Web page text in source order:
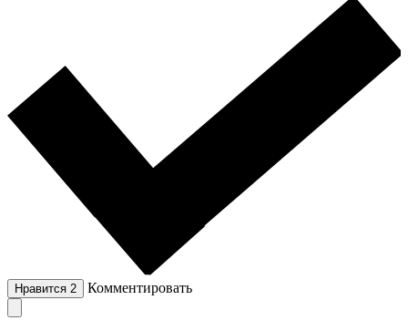
Нравится 2 Комментировать